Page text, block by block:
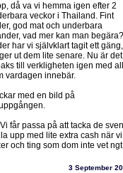
då va vi hemma igen efter 2
veckor i Thailand. Fint
god mat och underbara
vad mer kan man
har vi självklart tagit ett gäng,
ut dem lite senare. Nu är det
till verkligheten igen med
vardagen innebär.
med en bild på
Vi får passa på att tacka de
upp med lite extra cash när
och ting som dom inte vet
3 September